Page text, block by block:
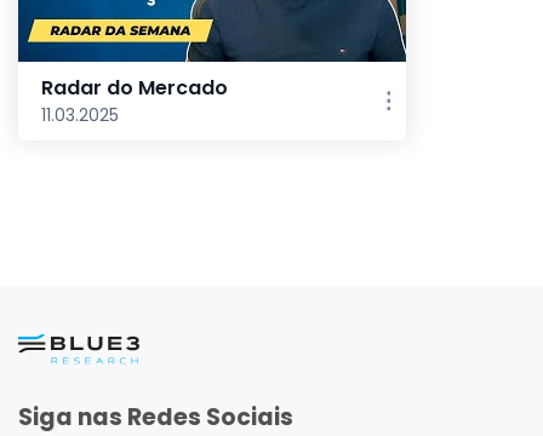
Radar do Mercado
11.03.2025
Siga nas Redes Sociais